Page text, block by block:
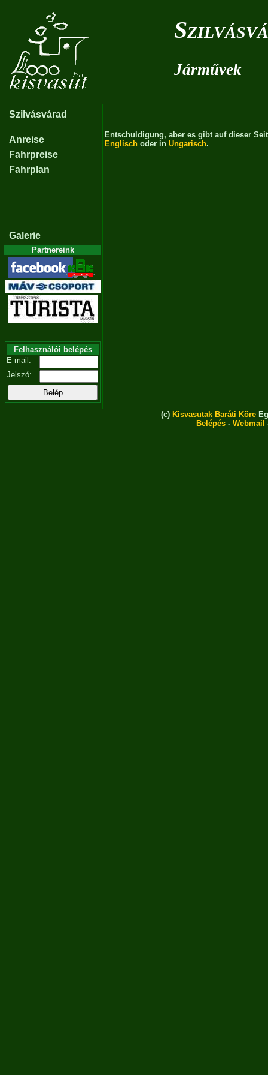
Járművek
Szilvásvárad
Anreise
Fahrpreise
Fahrplan
Galerie
Partnereink
Felhasználói belépés
E-mail:
Jelszó:
Entschuldigung, aber es gibt auf dieser
Englisch oder in Ungarisch.
(c) Kisvasutak Baráti Köre
Belépés - Webmail